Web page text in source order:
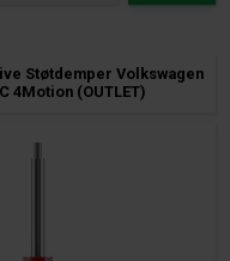
Støtdemper Volkswagen
4Motion (OUTLET)